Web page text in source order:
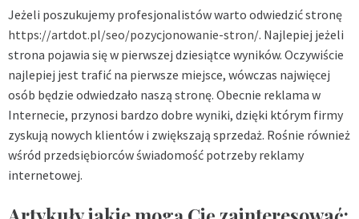
Jeżeli poszukujemy profesjonalistów warto odwiedzić stronę
https://artdot.pl/seo/pozycjonowanie-stron/. Najlepiej jeżeli
strona pojawia się w pierwszej dziesiątce wyników. Oczywiście
najlepiej jest trafić na pierwsze miejsce, wówczas najwięcej
osób będzie odwiedzało naszą stronę. Obecnie reklama w
Internecie, przynosi bardzo dobre wyniki, dzięki którym firmy
zyskują nowych klientów i zwiększają sprzedaż. Rośnie również
wśród przedsiębiorców świadomość potrzeby reklamy
internetowej.